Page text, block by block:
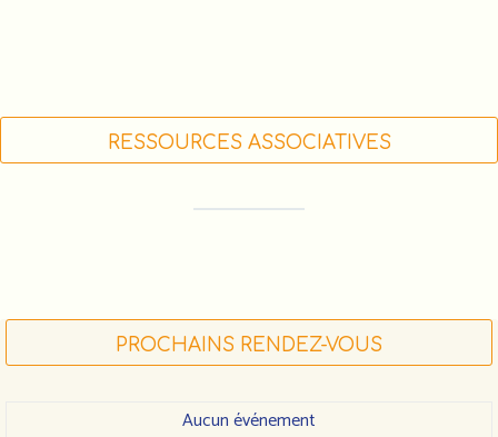
RESSOURCES ASSOCIATIVES
PROCHAINS RENDEZ-VOUS
Aucun événement